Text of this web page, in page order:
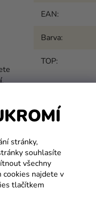
stránky,
souhlasíte
všechny
cookies najdete v
tlačítkem
.
EAN:
Barva:
TOP: